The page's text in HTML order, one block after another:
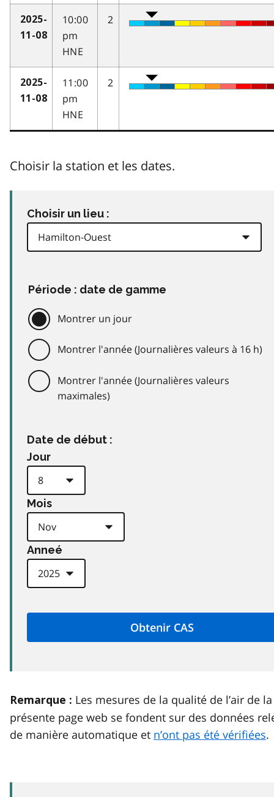
2025-
11-08
10:00
pm
HNE
2
2025-
11-08
11:00
pm
HNE
2
Choisir la station et les dates.
Choisir un lieu :
Période : date de gamme
Montrer un jour
Montrer l'année (Journalières valeurs à 16 h)
Montrer l'année (Journalières valeurs
maximales)
Date de début :
Jour
Mois
Anneé
Remarque : Les mesures de la qualité de l’air de la
présente page web se fondent sur des données
de manière automatique et n’ont pas été vérifiées.